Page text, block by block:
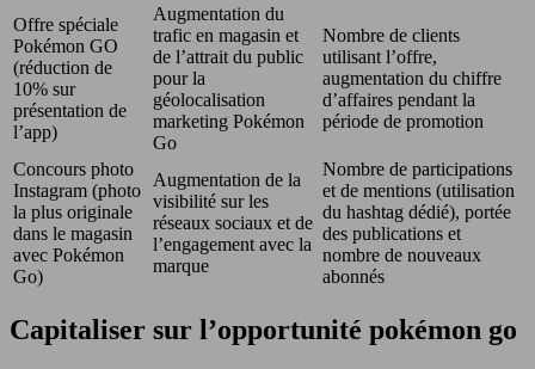
Offre spéciale
Pokémon GO
(réduction de
10% sur
présentation de
l’app)
Augmentation du
trafic en magasin et
de l’attrait du public
pour la
géolocalisation
marketing Pokémon
Go
Nombre de clients
utilisant l’offre,
augmentation du chiffre
d’affaires pendant la
période de promotion
Concours photo
Instagram (photo
la plus originale
dans le magasin
avec Pokémon
Go)
Augmentation de la
visibilité sur les
réseaux sociaux et de
l’engagement avec la
marque
Nombre de participations
et de mentions (utilisation
du hashtag dédié), portée
des publications et
nombre de nouveaux
abonnés
Capitaliser sur l’opportunité pokémon go